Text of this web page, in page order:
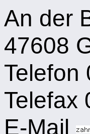
An der
47608
Telefon
Telefax
E-Mail